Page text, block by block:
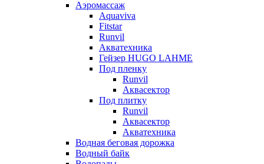
Аэромассаж
Aquaviva
Fitstar
Runvil
Акватехника
Гейзер HUGO LAHME
Под пленку
Runvil
Аквасектор
Под плитку
Runvil
Аквасектор
Акватехника
Водная беговая дорожка
Водный байк